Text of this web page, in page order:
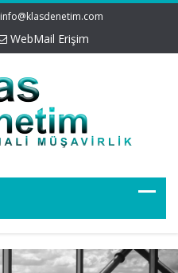
info@klasdenetim.com
WebMail Erişim